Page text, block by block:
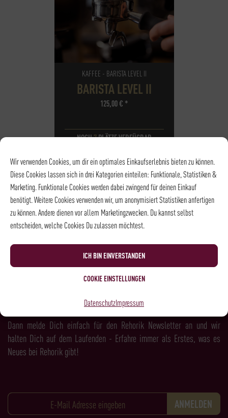
Wir verwenden Cookies, um dir ein optimales Einkaufserlebnis bieten zu können.
Diese Cookies lassen sich in drei Kategorien einteilen: Funktionale, Statistiken &
Marketing. Funktionale Cookies werden dabei zwingend für deinen Einkauf
benötigt. Weitere Cookies verwenden wir, um anonymisiert Statistiken anfertigen
zu können. Andere dienen vor allem Marketingzwecken. Du kannst selbst
entscheiden, welche Cookies Du zulassen möchtest.
ICH BIN EINVERSTANDEN
COOKIE EINSTELLUNGEN
DatenschutzImpressum
KAFFEE - BARISTA LEVEL II
BARISTA LEVEL II
125,00€ *
NOCH7PLÄTZE VERFÜGBAR
UHRZEIT 18:30 - 21:30
ORT Weingalerie in der
Gesandtenstraße
NEWSLETTER
Dann melde Dich einfach für den Rehorik Newsletter an und wir
halten Dich auf dem Laufenden - Erfahre immer als Erstes, was es
Neues bei Rehorik gibt!